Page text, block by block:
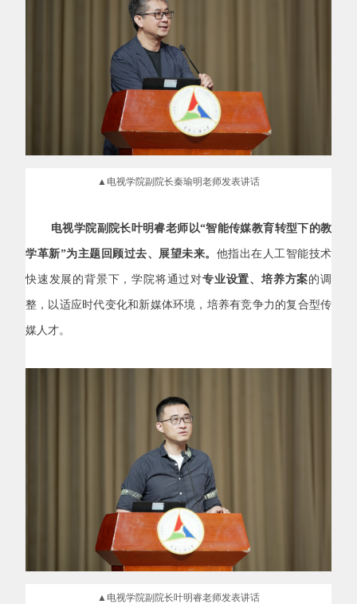
▲电视学院副院长秦瑜明老师发表讲话
电视学院副院长叶明睿老师以“智能传媒教育转型下的教
学革新”为主题回顾过去、展望未来。 他指出在人工智能技术
快速发展的背景下，学院将通过对专业设置、培养方案的调
整，以适应时代变化和新媒体环境，培养有竞争力的复合型传
媒人才。
▲电视学院副院长叶明睿老师发表讲话